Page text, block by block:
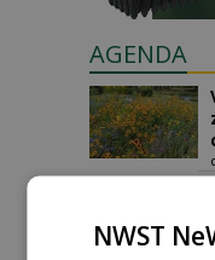
AGENDA
NWST